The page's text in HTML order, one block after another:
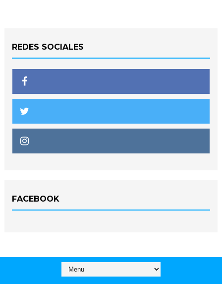
REDES SOCIALES
FACEBOOK